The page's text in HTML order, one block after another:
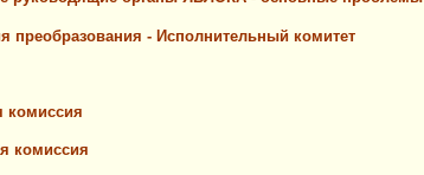
преобразования - Исполнительный комитет
комиссия
комиссия